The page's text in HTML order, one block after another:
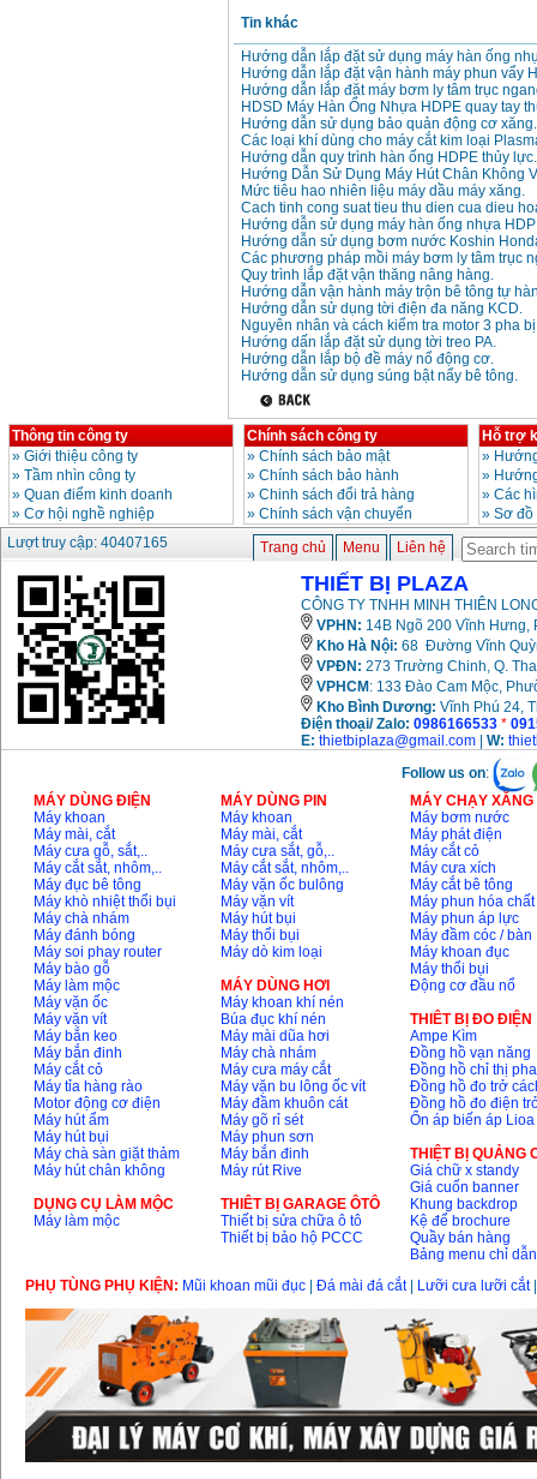
Tin khác
Hướng dẫn lắp đặt sử dụng máy hàn ống
Hướng dẫn lắp đặt vận hành máy phun vẩy
Hướng dẫn lắp đặt máy bơm ly tâm trục
HDSD Máy Hàn Ống Nhựa HDPE quay tay
Hướng dẫn sử dụng bảo quản động cơ xăng.
Các loại khí dùng cho máy cắt kim loại
Hướng dẫn quy trình hàn ống HDPE thủy lực.
Hướng Dẫn Sử Dụng Máy Hút Chân Không
Mức tiêu hao nhiên liệu máy dầu máy xăng.
Cach tinh cong suat tieu thu dien cua dieu
Hướng dẫn sử dụng máy hàn ống nhựa
Hướng dẫn sử dụng bơm nước Koshin
Các phương pháp mồi máy bơm ly tâm trục
Quy trình lắp đặt vận thăng nâng hàng.
Hướng dẫn vận hành máy trộn bê tông tự
Hướng dẫn sử dụng tời điện đa năng KCD.
Nguyên nhân và cách kiểm tra motor 3 pha
Hướng dấn lắp đặt sử dụng tời treo PA.
Hướng dẫn lắp bộ đề máy nổ động cơ.
Hướng dẫn sử dụng súng bật nẩy bê tông.
Thông tin công ty
» Giới thiệu công ty
» Tầm nhìn công ty
» Quan điểm kinh doanh
» Cơ hội nghề nghiệp
Chính sách công ty
» Chính sách bảo mật
» Chính sách bảo hành
» Chinh sách đổi trả hàng
» Chính sách vận chuyển
Hỗ trợ
»
»
» Các
» Sơ
Lượt truy cập: 40407165
Trang chủ Menu Liên hệ
THIẾT BỊ PLAZA
CÔNG TY TNHH MINH THIÊN
VPHN: 14B Ngõ 200 Vĩnh Hưng,
Kho Hà Nội: 68 Đường Vĩnh
VPĐN: 273 Trường Chinh, Q.
VPHCM : 133 Đào Cam Mộc,
Kho Bình Dương: Vĩnh Phú 24,
Điện thoại/ Zalo: 0986166533 *
E: thietbiplaza@gmail.com W:
Follow us on:
MÁY DÙNG ĐIỆN
Máy khoan
Máy mài, cắt
Máy cưa gỗ, sắt,..
Máy cắt sắt, nhôm,..
Máy đục bê tông
Máy khò nhiệt thổi bụi
Máy chà nhám
Máy đánh bóng
Máy soi phay router
Máy bào gỗ
Máy làm mộc
Máy vặn ốc
Máy vặn vít
Máy bắn keo
Máy bắn đinh
Máy cắt cỏ
Máy tỉa hàng rào
Motor động cơ điện
Máy hút ẩm
Máy hút bụi
Máy chà sàn giặt thảm
Máy hút chân không
DỤNG CỤ LÀM MỘC
Máy làm mộc
MÁY DÙNG PIN
Máy khoan
Máy mài, cắt
Máy cưa sắt, gỗ,..
Máy cắt sắt, nhôm,..
Máy vặn ốc bulông
Máy vặn vít
Máy hút bụi
Máy thổi bụi
Máy dò kim loại
MÁY DÙNG HƠI
Máy khoan khí nén
Búa đục khí nén
Máy mài dũa hơi
Máy chà nhám
Máy cưa máy cắt
Máy vặn bu lông ốc vít
Máy đầm khuôn cát
Máy gõ rỉ sét
Máy phun sơn
Máy bắn đinh
Máy rút Rive
THIÊT BỊ GARAGE ÔTÔ
Thiết bị sửa chữa ô tô
Thiết bị bảo hộ PCCC
MÁY CHẠY
Máy bơm nước
Máy phát điện
Máy cắt cỏ
Máy cưa xích
Máy cắt bê tông
Máy phun hóa chất
Máy phun áp lực
Máy đầm cóc / bàn
Máy khoan đục
Máy thổi bụi
Động cơ đầu nổ
THIÊT BỊ ĐO ĐIỆN
Ampe Kìm
Đồng hồ vạn năng
Đồng hồ chỉ thị pha
Đồng hồ đo trở
Đồng hồ đo điện
Ổn áp biến áp Lioa
THIỆT BỊ QUẢNG
Giá chữ x standy
Giá cuốn banner
Khung backdrop
Kệ để brochure
Quầy bán hàng
Bảng menu chỉ dẫn
PHỤ TÙNG PHỤ KIỆN: Mũi khoan mũi đục Đá mài đá cắt| Lưỡi cưa lưỡi cắt